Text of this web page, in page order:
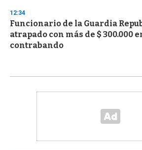
12:34
Funcionario de la Guardia
atrapado con más de $ 300.000
contrabando